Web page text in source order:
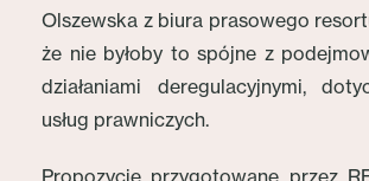
Olszewska z biura prasowego
że nie byłoby to spójne z
działaniami deregulacyjnymi,
usług prawniczych.
Propozycje przygotowane przez